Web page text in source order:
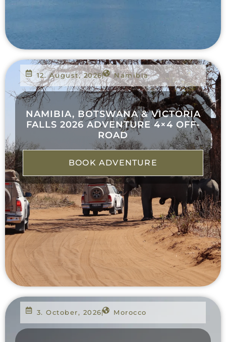
12. August, 2026 Namibia
NAMIBIA, BOTSWANA & VICTORIA
FALLS 2026 ADVENTURE 4×4 OFF-
ROAD
BOOK ADVENTURE
3. October, 2026 Morocco